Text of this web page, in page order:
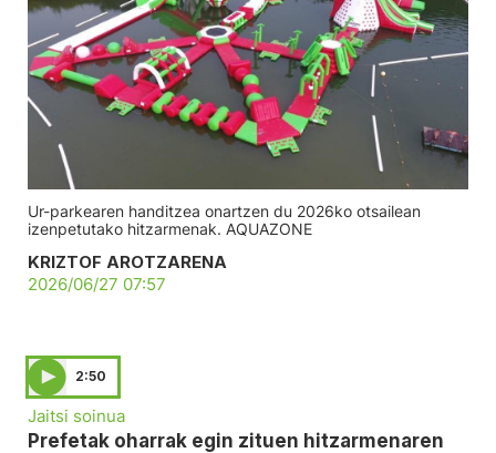
Ur-parkearen handitzea onartzen du 2026ko otsailean
izenpetutako hitzarmenak. AQUAZONE
KRIZTOF AROTZARENA
2026/06/27 07:57
2:50
Jaitsi soinua
Prefetak oharrak egin zituen hitzarmenaren